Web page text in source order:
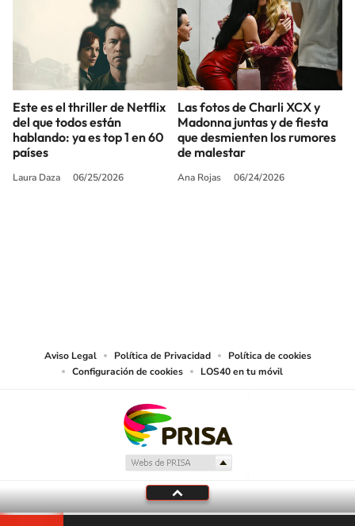
Este es el thriller de Netflix
del que todos están
hablando: ya es top 1 en 60
países
Laura Daza 06/25/2026
Las fotos de Charli XCX y
Madonna juntas y de fiesta
que desmienten los rumores
de malestar
Ana Rojas 06/24/2026
Aviso Legal Política de Privacidad
Política de cookies
Configuración de cookies
LOS40 en tu móvil